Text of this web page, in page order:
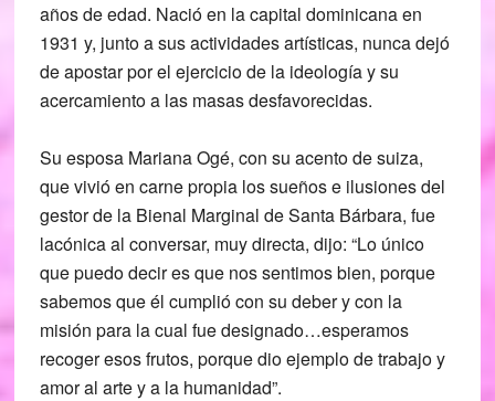
años de edad. Nació en la capital dominicana en
1931 y, junto a sus actividades artísticas, nunca dejó
de apostar por el ejercicio de la ideología y su
acercamiento a las masas desfavorecidas.
Su esposa Mariana Ogé, con su acento de suiza,
que vivió en carne propia los sueños e ilusiones del
gestor de la Bienal Marginal de Santa Bárbara, fue
lacónica al conversar, muy directa, dijo: “Lo único
que puedo decir es que nos sentimos bien, porque
sabemos que él cumplió con su deber y con la
misión para la cual fue designado…esperamos
recoger esos frutos, porque dio ejemplo de trabajo y
amor al arte y a la humanidad”.